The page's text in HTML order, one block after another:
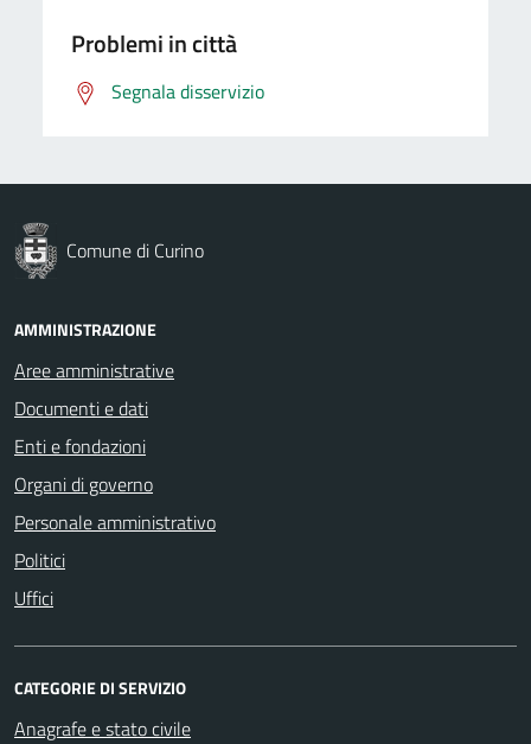
Problemi in città
Segnala disservizio
Comune di Curino
AMMINISTRAZIONE
Aree amministrative
Documenti e dati
Enti e fondazioni
Organi di governo
Personale amministrativo
Politici
Uffici
CATEGORIE DI SERVIZIO
Anagrafe e stato civile